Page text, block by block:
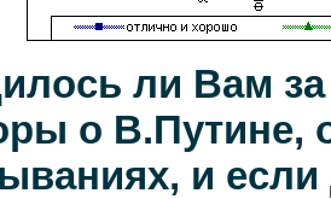
ли Вам
о В.Путине,
и если